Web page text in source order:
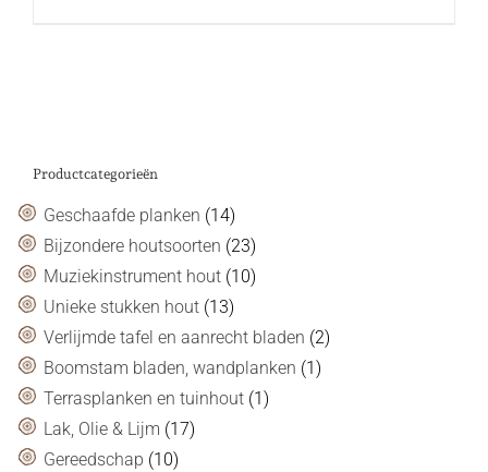
Productcategorieën
Geschaafde planken (14)
Bijzondere houtsoorten (23)
Muziekinstrument hout (10)
Unieke stukken hout (13)
Verlijmde tafel en aanrecht bladen (2)
Boomstam bladen, wandplanken (1)
Terrasplanken en tuinhout (1)
Lak, Olie & Lijm (17)
Gereedschap (10)